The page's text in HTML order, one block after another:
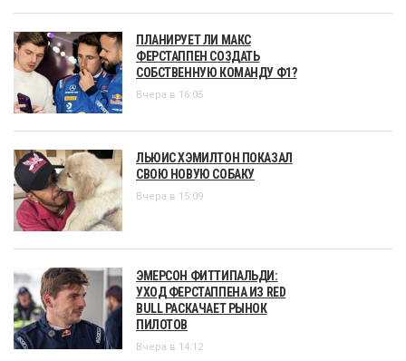
ПЛАНИРУЕТ ЛИ МАКС
ФЕРСТАППЕН СОЗДАТЬ
СОБСТВЕННУЮ КОМАНДУ Ф1?
Вчера в 16:05
ЛЬЮИС ХЭМИЛТОН ПОКАЗАЛ
СВОЮ НОВУЮ СОБАКУ
Вчера в 15:09
ЭМЕРСОН ФИТТИПАЛЬДИ:
УХОД ФЕРСТАППЕНА ИЗ RED
BULL РАСКАЧАЕТ РЫНОК
ПИЛОТОВ
Вчера в 14:12